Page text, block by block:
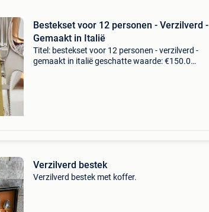
Bestekset voor 12 personen - Verzilverd -
Gemaakt in Italië
Titel: bestekset voor 12 personen - verzilverd -
gemaakt in italië geschatte waarde: €150.0
Verzilverd bestek
Verzilverd bestek met koffer.